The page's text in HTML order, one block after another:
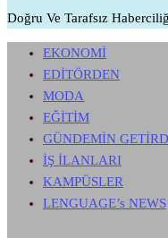
Doğru Ve Tarafsız
EKONOMİ
EDİTÖRDEN
MODA
EĞİTİM
GÜNDEMİN
İŞ İLANLARI
KAMPÜSLER
LENGUAGE’s NEWS